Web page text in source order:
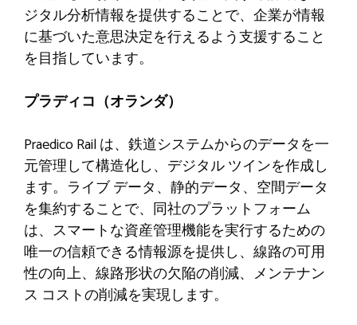
ジタル分析情報を提供することで、企業が情報
に基づいた意思決定を行えるよう支援すること
を目指しています。
プラディコ（オランダ）
Praedico Rail は、鉄道システムからのデータを一
元管理して構造化し、デジタル ツインを作成し
ます。ライブ データ、静的データ、空間データ
を集約することで、同社のプラットフォーム
は、スマートな資産管理機能を実行するための
唯一の信頼できる情報源を提供し、線路の可用
性の向上、線路形状の欠陥の削減、メンテナン
ス コストの削減を実現します。